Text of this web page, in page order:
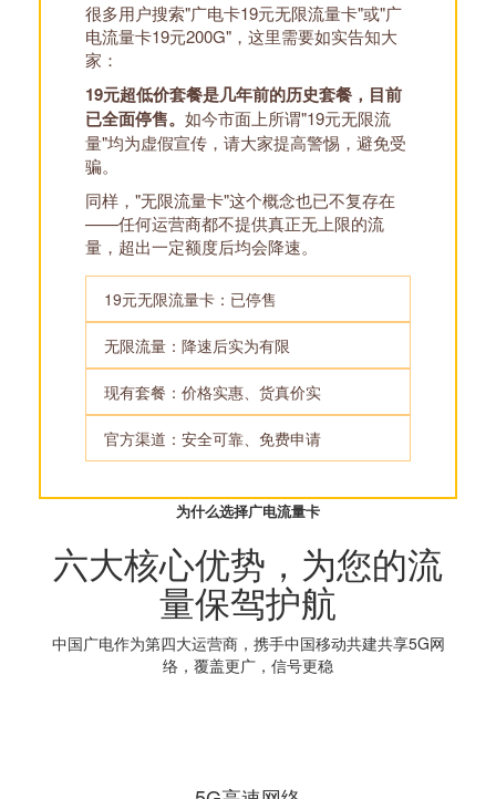
很多用户搜索"广电卡19元无限流量卡"或"广
电流量卡19元200G"，这里需要如实告知大
家：
19元超低价套餐是几年前的历史套餐，目前
已全面停售。 如今市面上所谓"19元无限流
量"均为虚假宣传，请大家提高警惕，避免受
骗。
同样，"无限流量卡"这个概念也已不复存在
——任何运营商都不提供真正无上限的流
量，超出一定额度后均会降速。
19元无限流量卡：已停售
无限流量：降速后实为有限
现有套餐：价格实惠、货真价实
官方渠道：安全可靠、免费申请
为什么选择广电流量卡
六大核心优势，为您的流
量保驾护航
中国广电作为第四大运营商，携手中国移动共建共享5G网
络，覆盖更广，信号更稳